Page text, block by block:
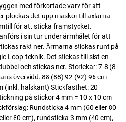
med förkortade varv för att
plockas det upp maskor till axlarna
för att sticka framstycket.
i sin tur under ärmhålet för att
rakt ner. Ärmarna stickas runt på
Loop-teknik. Det stickas till sist en
och stickas ner. Storlekar: 7-8 (8-
övervidd: 88 (88) 92 (92) 96 cm
(inkl. halskant) Stickfasthet: 20
på stickor 4 mm = 10 x 10 cm
Rundsticka 4 mm (60 eller 80
80 cm), rundsticka 3 mm (40 cm),